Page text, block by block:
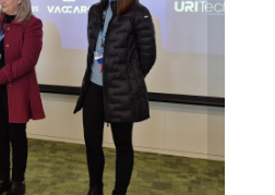
receberam os
participantes
projeto